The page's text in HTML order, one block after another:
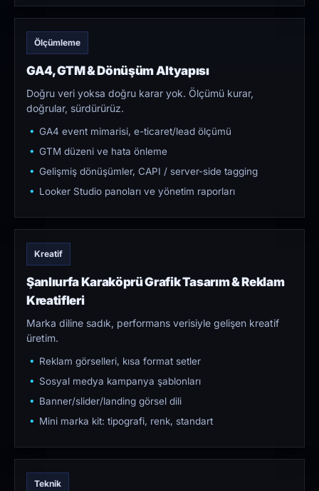
Ölçümleme
GA4, GTM & Dönüşüm Altyapısı
Doğru veri yoksa doğru karar yok. Ölçümü kurar,
doğrular, sürdürürüz.
GA4 event mimarisi, e-ticaret/lead ölçümü
GTM düzeni ve hata önleme
Gelişmiş dönüşümler, CAPI / server-side tagging
Looker Studio panoları ve yönetim raporları
Kreatif
Şanlıurfa Karaköprü Grafik Tasarım & Reklam
Kreatifleri
Marka diline sadık, performans verisiyle gelişen kreatif
üretim.
Reklam görselleri, kısa format setler
Sosyal medya kampanya şablonları
Banner/slider/landing görsel dili
Mini marka kit: tipografi, renk, standart
Teknik